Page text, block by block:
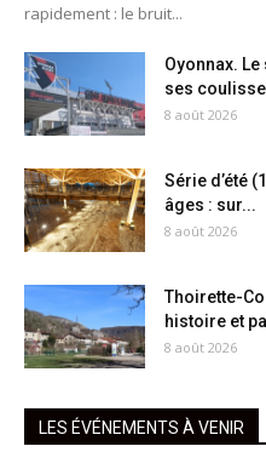
rapidement : le bruit...
Oyonnax.
ses
8 août 2026
Série d’été
âges : sur...
8 août 2026
Thoirette-
histoire et
8 août 2026
LES ÉVÉNEMENTS À VENIR